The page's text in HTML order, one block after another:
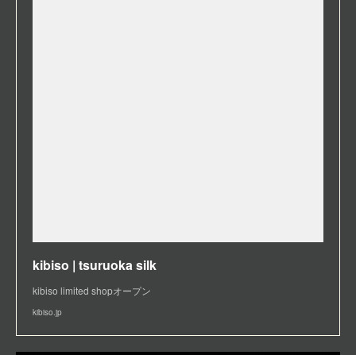
kibiso | tsuruoka silk
kibiso limited shopオープン
kibiso.jp